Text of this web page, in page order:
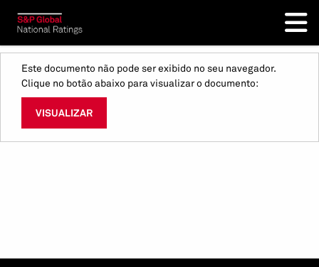
Este documento não pode ser exibido no seu navegador.
Clique no botão abaixo para visualizar o documento:
VISUALIZAR